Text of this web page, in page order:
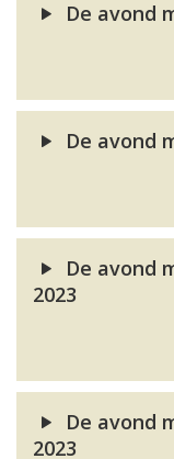
De avond
De avond
De avond
2023
De avond
2023